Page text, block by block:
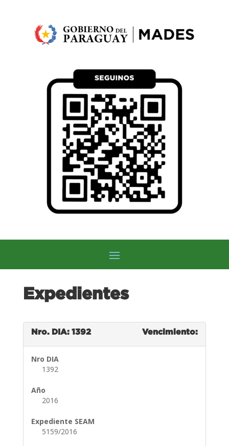
Expedientes
Nro. DIA: 1392 Vencimiento:
Nro DIA
1392
Año
2016
Expediente SEAM
5159/2016